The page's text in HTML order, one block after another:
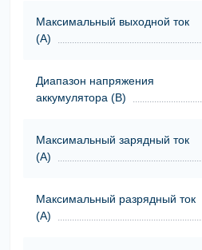
Максимальный выходной ток
(А)
Диапазон напряжения
аккумулятора (В)
Максимальный зарядный ток
(А)
Максимальный разрядный ток
(А)